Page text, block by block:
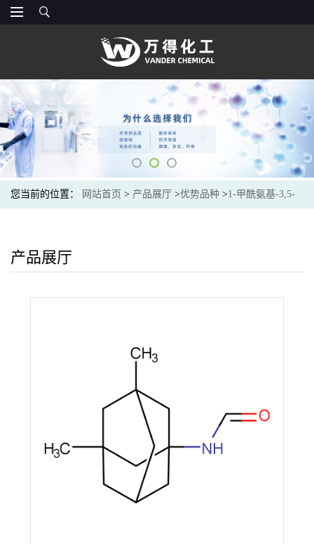
您当前的位置： 网站首页 > 产品展厅 >优势品种 >1-甲酰氨基-3,5-
产品展厅